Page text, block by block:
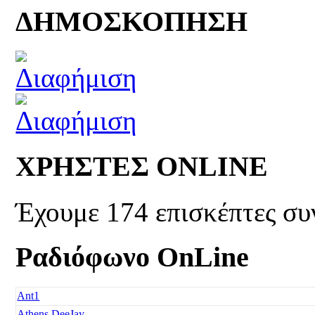
ΔΗΜΟΣΚΟΠΗΣΗ
ΧΡΗΣΤΕΣ ONLINE
Έχουμε 174 επισκέπτες
Ραδιόφωνο OnLine
Ant1